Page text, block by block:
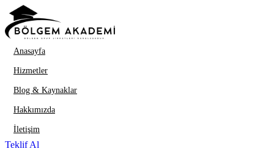
İçeriğe geç
Anasayfa
Hizmetler
Blog & Kaynaklar
Hakkımızda
İletişim
Teklif Al